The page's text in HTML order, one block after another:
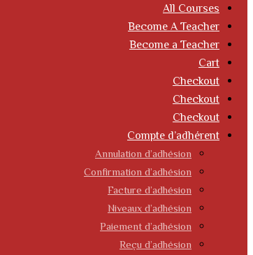
All Courses
Become A Teacher
Become a Teacher
Cart
Checkout
Checkout
Checkout
Compte d’adhérent
Annulation d’adhésion
Confirmation d’adhésion
Facture d’adhésion
Niveaux d’adhésion
Paiement d’adhésion
Reçu d’adhésion